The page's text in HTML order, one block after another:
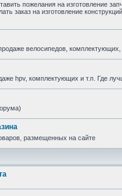
пожелания на изготовление
заказ на изготовление
велосипедов,
hpv, комплектующих и т.п. Где
размещенных на сайте